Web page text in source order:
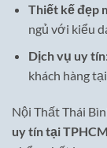
Thiết kế đẹp
ngủ với kiểu
Dịch vụ uy tín
khách hàng
Nội Thất Thái
uy tín tại TPHCM